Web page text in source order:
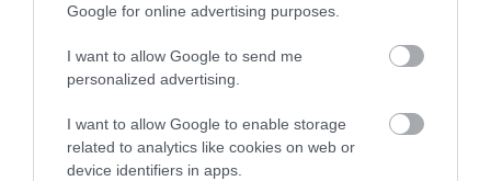
Google for online advertising purposes.
I want to allow Google to send me
personalized advertising.
I want to allow Google to enable storage
related to analytics like cookies on web or
device identifiers in apps.
HŐKUPOLA SZORÍTÁSÁBAN
MAGYARORSZÁG: ÍGY VISELI
TARTÓS FORRÓSÁG
2026. AUGUSZTUS 03.
A HŐSÉG 75 FELETT NEM
MAGAD KÁNIKULÁBAN
2026. JÚLIUS 30.